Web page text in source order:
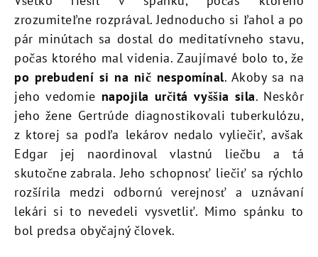
zrozumiteľne rozprával. Jednoducho si ľahol a po
pár minútach sa dostal do meditatívneho stavu,
počas ktorého mal videnia. Zaujímavé bolo to, že
po prebudení si na nič nespomínal. Akoby sa na
jeho vedomie napojila určitá vyššia sila. Neskôr
jeho žene Gertrúde diagnostikovali tuberkulózu,
z ktorej sa podľa lekárov nedalo vyliečiť, avšak
Edgar jej naordinoval vlastnú liečbu a tá
skutočne zabrala. Jeho schopnosť liečiť sa rýchlo
rozšírila medzi odbornú verejnosť a uznávaní
lekári si to nevedeli vysvetliť. Mimo spánku to
bol predsa obyčajný človek.